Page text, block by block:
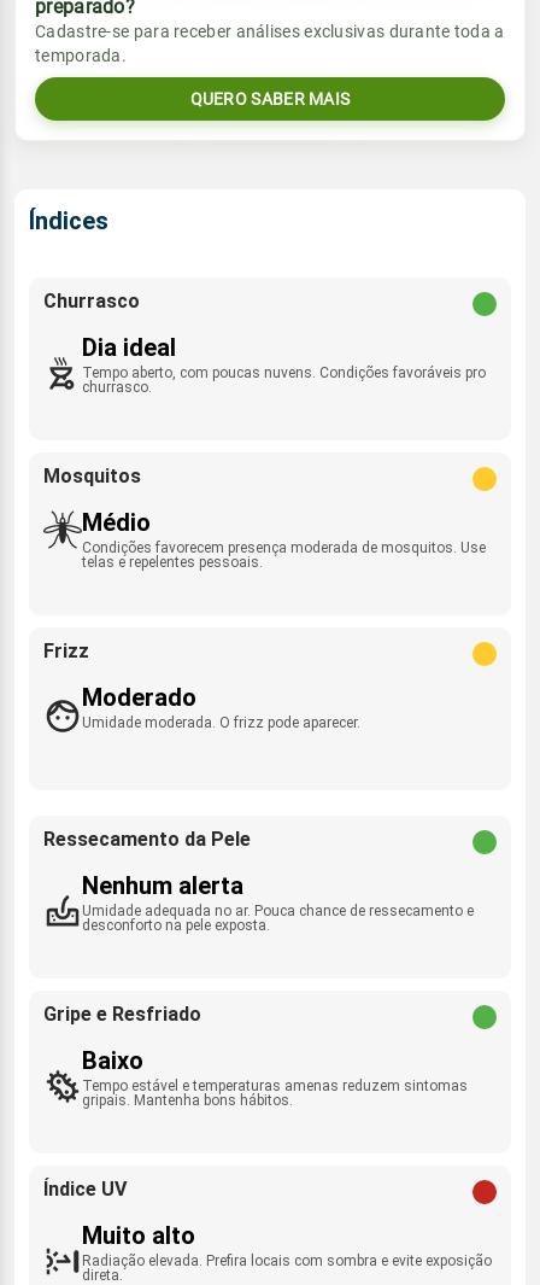
Umidade do ar
52% 97%
Rajada de vento
Sol
06:07h às 18:04h
Lua
Chuva
0.0mm
Umidade do ar
Vento
ESE - 7km/h
Rajada de vento
Sol
preparado?
Cadastre-se para receber análises exclusivas durante toda a
temporada.
QUERO SABER MAIS
Índices
Churrasco
Dia ideal
Tempo aberto, com poucas nuvens. Condições favoráveis pro
churrasco.
Mosquitos
Médio
Condições favorecem presença moderada de mosquitos. Use
telas e repelentes pessoais.
Frizz
Moderado
Umidade moderada. O frizz pode aparecer.
Ressecamento da Pele
Nenhum alerta
Umidade adequada no ar. Pouca chance de ressecamento e
desconforto na pele exposta.
Gripe e Resfriado
Baixo
Tempo estável e temperaturas amenas reduzem sintomas
gripais. Mantenha bons hábitos.
Índice UV
Muito alto
Radiação elevada. Prefira locais com sombra e evite exposição
direta.